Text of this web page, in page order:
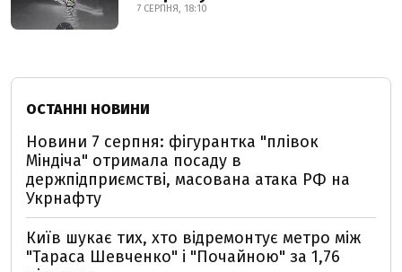
7 СЕРПНЯ, 18:10
ОСТАННІ НОВИНИ
Новини 7 серпня: фігурантка "плівок
Міндіча" отримала посаду в
держпідприємстві, масована атака РФ на
Укрнафту
Київ шукає тих, хто відремонтує метро між
"Тараса Шевченко" і "Почайною" за 1,76